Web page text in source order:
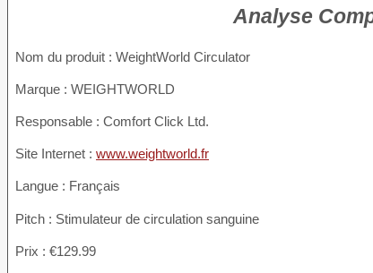
Analyse
Nom du produit : WeightWorld Circulator
Marque : WEIGHTWORLD
Responsable : Comfort Click Ltd.
Site Internet : www.weightworld.fr
Langue : Français
Pitch : Stimulateur de circulation sanguine
Prix : €129.99